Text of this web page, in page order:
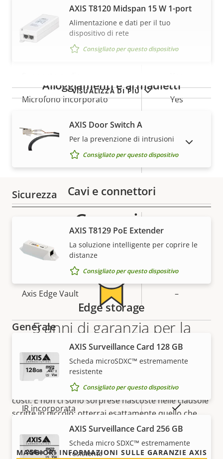
AV1
della
proprietà
della
proprietà
Microfono incorporato Yes
Rete
Valore
proprietà
Sicurezza
proprietà
della
proprietà
Avvio sicuro –
Secure keystore -
Axis Edge Vault –
Generale
Descrizione
della
proprietà
Valore
della
Messa a fuoco remota
Zoom remoto
IR incorporata Sì
Archiviazione locale (slot per
scheda di memoria)
Sì
VISUALIZZA DI PIÙ
AXIS T8120 Midspan 15 W 1-port
Alimentazione e dati per il tuo
dispositivo di rete
Consigliato per questo dispositivo
Alloggiamenti e armadietti
AXIS Door Switch A
Per la prevenzione di intrusioni
Consigliato per questo dispositivo
Cavi e connettori
AXIS T8129 PoE Extender
La soluzione intelligente per coprire le
distanze
Consigliato per questo dispositivo
Edge storage
AXIS Surveillance Card 128 GB
Scheda microSDXC™ estremamente
resistente
Consigliato per questo dispositivo
AXIS Surveillance Card 256 GB
Scheda micro SDXC™ estremamente
resistente
MOSTRA DISPOSITIVI FUORI PRODUZIONE
Garanzia
5 anni di garanzia per la
massima tranquillità
La nostra nuova garanzia di 5 anni offre anni di
funzionamento senza problemi e contenimento dei
costi. E non ci sono sorprese nascoste nelle clausole
scritte in piccolo: otterrai esattamente quello che
MAGGIORI INFORMAZIONI SULLE GARANZIE AXIS